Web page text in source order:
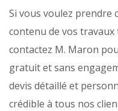
Si vous voulez prendre
contenu de vos
contactez M. Maron
gratuit et sans
devis détaillé et
crédible à tous nos